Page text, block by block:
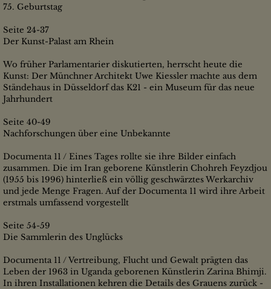
75. Geburtstag
Seite 24-37
Der Kunst-Palast am Rhein
Wo früher Parlamentarier diskutierten, herrscht heute die
Kunst: Der Münchner Architekt Uwe Kiessler machte aus dem
Ständehaus in Düsseldorf das K21 - ein Museum für das neue
Jahrhundert
Seite 40-49
Nachforschungen über eine Unbekannte
Documenta 11 / Eines Tages rollte sie ihre Bilder einfach
zusammen. Die im Iran geborene Künstlerin Chohreh Feyzdjou
(1955 bis 1996) hinterließ ein völlig geschwärztes Werkarchiv
und jede Menge Fragen. Auf der Documenta 11 wird ihre Arbeit
erstmals umfassend vorgestellt
Seite 54-59
Die Sammlerin des Unglücks
Documenta 11 / Vertreibung, Flucht und Gewalt prägten das
Leben der 1963 in Uganda geborenen Künstlerin Zarina Bhimji.
In ihren Installationen kehren die Details des Grauens zurück -